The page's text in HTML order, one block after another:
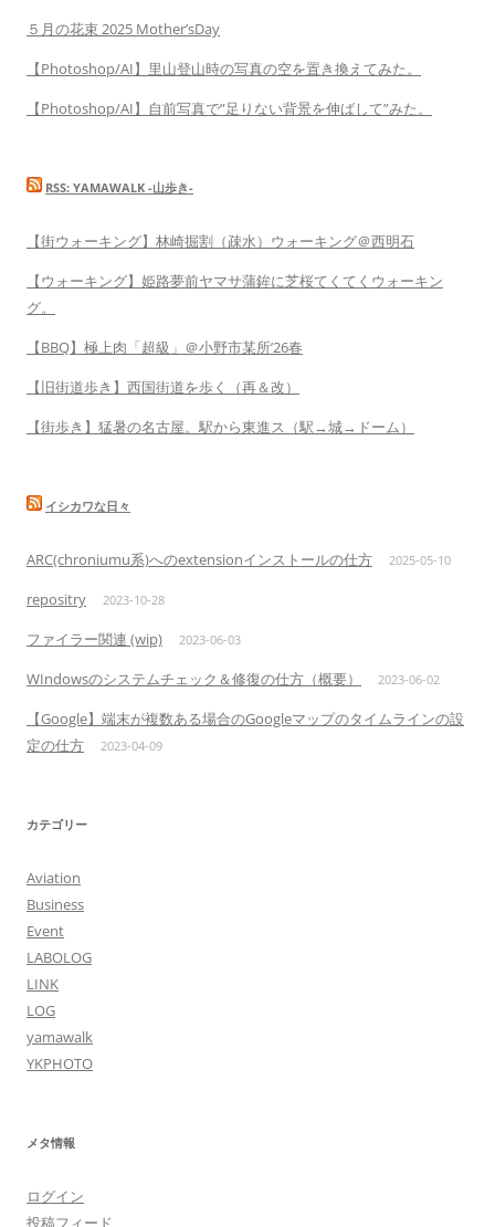
５月の花束 2025 Mother’sDay
【Photoshop/AI】里山登山時の写真の空を置き換えてみた。
【Photoshop/AI】自前写真で”足りない背景を伸ばして”みた。
RSS: YAMAWALK -山歩き-
【街ウォーキング】林崎掘割（疎水）ウォーキング＠西明石
【ウォーキング】姫路夢前ヤマサ蒲鉾に芝桜てくてくウォーキン
グ。
【BBQ】極上肉「超級」＠小野市某所’26春
【旧街道歩き】西国街道を歩く（再＆改）
【街歩き】猛暑の名古屋。駅から東進ス（駅→城→ドーム）
イシカワな日々
ARC(chroniumu系)へのextensionインストールの仕方 2025-05-10
repositry 2023-10-28
ファイラー関連 (wip) 2023-06-03
WIndowsのシステムチェック＆修復の仕方（概要） 2023-06-02
【Google】端末が複数ある場合のGoogleマップのタイムラインの設
定の仕方
2023-04-09
カテゴリー
Aviation
Business
Event
LABOLOG
LINK
LOG
yamawalk
YKPHOTO
メタ情報
ログイン
投稿フィード